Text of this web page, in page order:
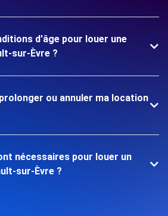
d'âge pour louer une
sur-Èvre ?
ou annuler ma location
nécessaires pour louer un
sur-Èvre ?